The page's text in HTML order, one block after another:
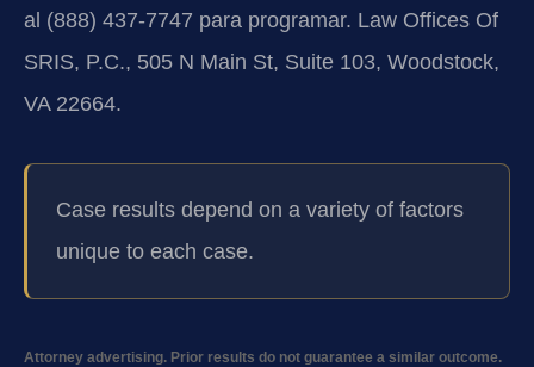
al (888) 437-7747 para programar. Law Offices Of
SRIS, P.C., 505 N Main St, Suite 103, Woodstock,
VA 22664.
Case results depend on a variety of factors
unique to each case.
Attorney advertising. Prior results do not guarantee a similar outcome.